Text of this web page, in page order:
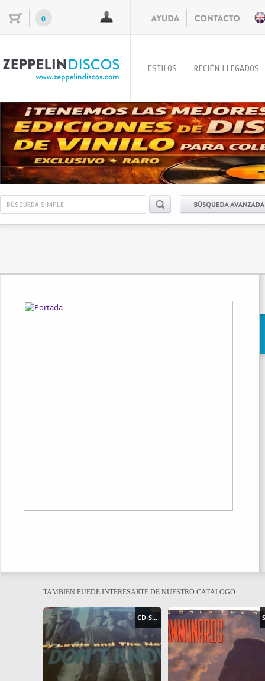
0
ESTILOS RECIÉN LLEGADOS
TAMBIEN PUEDE INTERESARTE DE NUESTRO CATÁLOGO
CD-SINGLE